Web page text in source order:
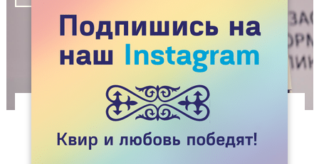
ОФИЦИАЛЬНЫЙ ОТВЕТ МИНИСТРА АБАЕВА
ОБ ЛГБТ